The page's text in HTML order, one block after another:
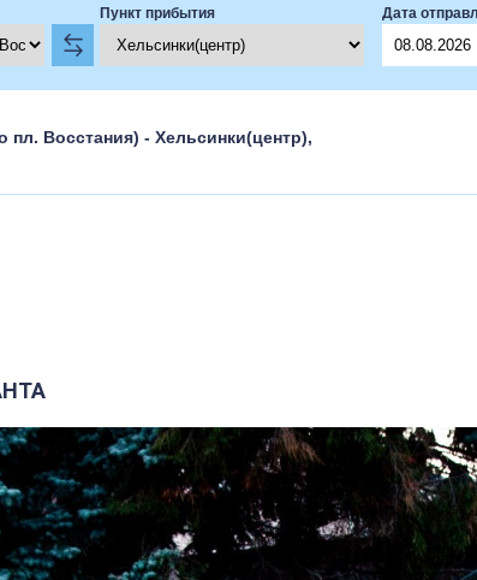
Пункт прибытия Дата
пл. Восстания) - Хельсинки(центр),